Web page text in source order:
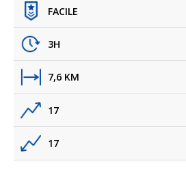
FACILE
3H
7,6 KM
17
17